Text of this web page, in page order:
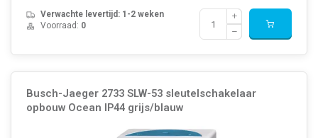
Verwachte levertijd: 1-2 weken
Voorraad: 0
Busch-Jaeger 2733 SLW-53 sleutelschakelaar
opbouw Ocean IP44 grijs/blauw